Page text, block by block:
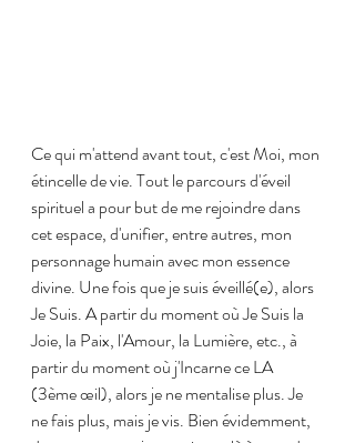
Ce qui m'attend avant tout, c'est Moi, mon
étincelle de vie. Tout le parcours d'éveil
spirituel a pour but de me rejoindre dans
cet espace, d'unifier, entre autres, mon
personnage humain avec mon essence
divine. Une fois que je suis éveillé(e), alors
Je Suis. A partir du moment où Je Suis la
Joie, la Paix, l'Amour, la Lumière, etc., à
partir du moment où j'Incarne ce LA
(3ème œil), alors je ne mentalise plus. Je
ne fais plus, mais je vis. Bien évidemment,